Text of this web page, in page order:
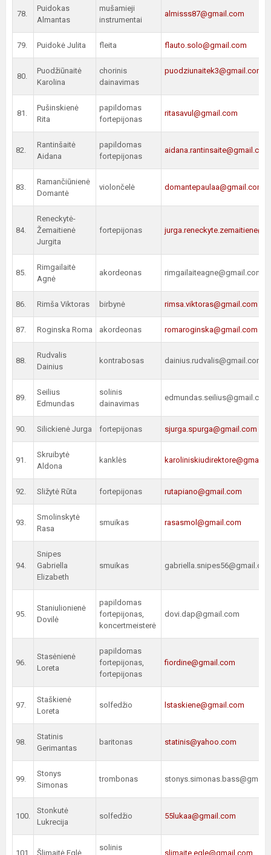
78.
Puidokas
Almantas
mušamieji
instrumentai
almisss87@gmail.com
79. Puidokė Julita fleita flauto.solo@gmail.com
80.
Puodžiūnaitė
Karolina
chorinis
dainavimas
puodziunaitek3@gmail.com
81.
Pušinskienė
Rita
papildomas
fortepijonas
ritasavul@gmail.com
82.
Rantinšaitė
Aidana
papildomas
fortepijonas
aidana.rantinsaite@gmail.com
83.
Ramančiūnienė
Domantė
violončelė domantepaulaa@gmail.com
84.
Reneckytė-
Žemaitienė
Jurgita
fortepijonas
85.
Rimgailaitė
Agnė
akordeonas rimgailaiteagne@gmail.com
86. Rimša Viktoras birbynė rimsa.viktoras@gmail.com
87. Roginska Roma akordeonas romaroginska@gmail.com
88.
Rudvalis
Dainius
kontrabosas dainius.rudvalis@gmail.com
89.
Seilius
Edmundas
solinis
dainavimas
edmundas.seilius@gmail.com
90. Silickienė Jurga fortepijonas sjurga.spurga@gmail.com
91.
Skruibytė
Aldona
kanklės
92. Sližytė Rūta fortepijonas rutapiano@gmail.com
93.
Smolinskytė
Rasa
smuikas rasasmol@gmail.com
94.
Snipes
Gabriella
Elizabeth
smuikas
95.
Staniulionienė
Dovilė
papildomas
fortepijonas,
koncertmeisterė
dovi.dap@gmail.com
96.
Stasėnienė
Loreta
papildomas
fortepijonas,
fortepijonas
fiordine@gmail.com
97.
Staškienė
Loreta
solfedžio lstaskiene@gmail.com
98.
Statinis
Gerimantas
baritonas statinis@yahoo.com
99.
Stonys
Simonas
trombonas
100.
Stonkutė
Lukrecija
solfedžio 55lukaa@gmail.com
101. Šlimaitė Eglė
solinis
slimaite.egle@gmail.com